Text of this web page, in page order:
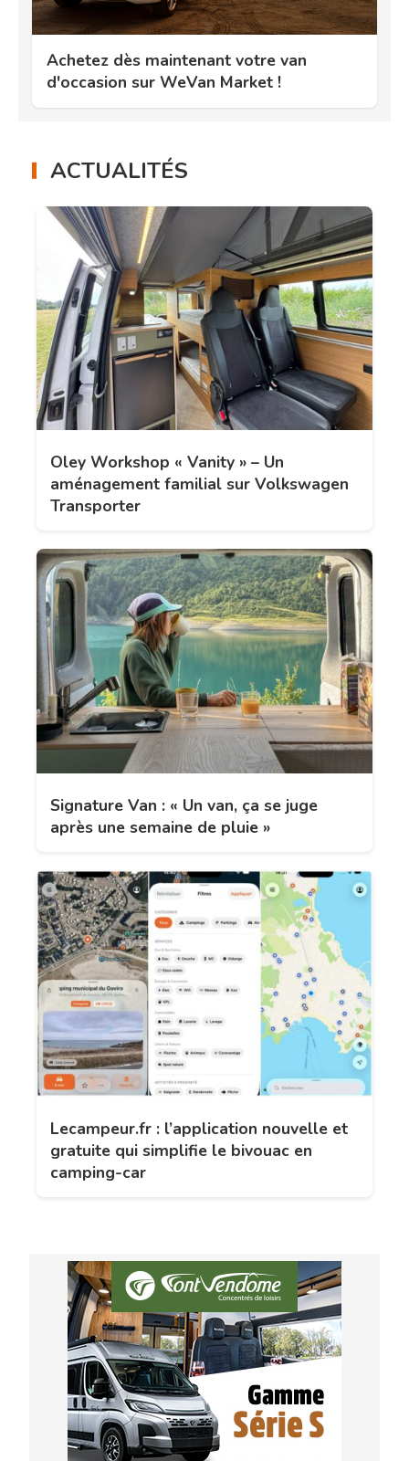
Achetez dès maintenant votre van
d'occasion sur WeVan Market !
ACTUALITÉS
Oley Workshop « Vanity » – Un
aménagement familial sur Volkswagen
Transporter
Signature Van : « Un van, ça se juge
après une semaine de pluie »
Lecampeur.fr : l’application nouvelle et
gratuite qui simplifie le bivouac en
camping-car